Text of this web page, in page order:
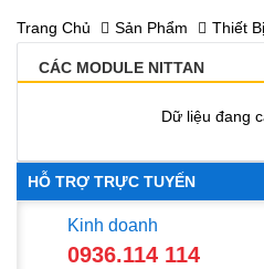
Trang Chủ Sản Phẩm Thiết
CÁC MODULE NITTAN
Dữ liệu đang
HỖ TRỢ TRỰC TUYẾN
Kinh doanh
0936.114 114